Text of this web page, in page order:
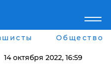
Города Общество
14 октября 2022, 16:59